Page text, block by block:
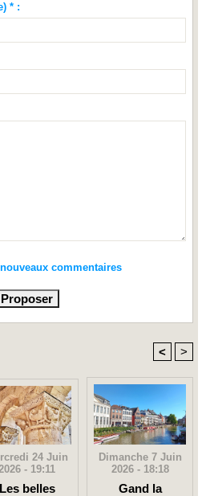
* :
commentaires
< >
24 Juin
- 19:11
Les belles
Dimanche 7 Juin
2026 - 18:18
Gand la